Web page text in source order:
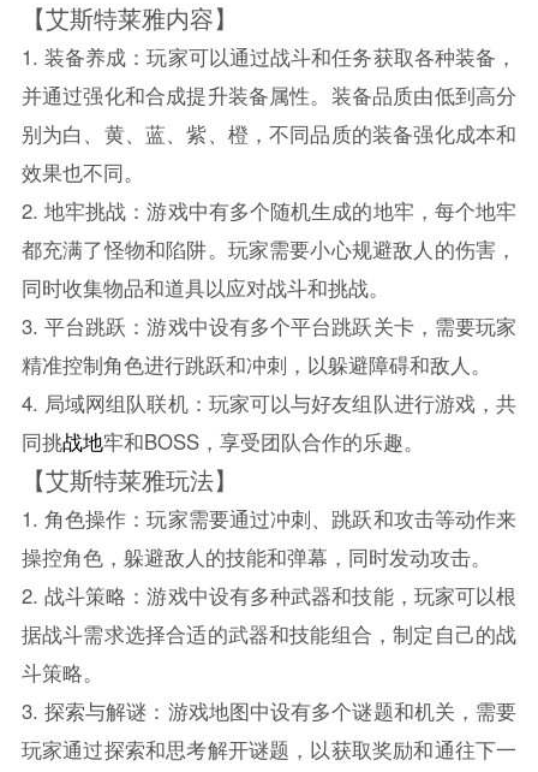
【艾斯特莱雅内容】
1. 装备养成：玩家可以通过战斗和任务获取各种装备，
并通过强化和合成提升装备属性。装备品质由低到高分
别为白、黄、蓝、紫、橙，不同品质的装备强化成本和
效果也不同。
2. 地牢挑战：游戏中有多个随机生成的地牢，每个地牢
都充满了怪物和陷阱。玩家需要小心规避敌人的伤害，
同时收集物品和道具以应对战斗和挑战。
3. 平台跳跃：游戏中设有多个平台跳跃关卡，需要玩家
精准控制角色进行跳跃和冲刺，以躲避障碍和敌人。
4. 局域网组队联机：玩家可以与好友组队进行游戏，共
同挑战地牢和BOSS，享受团队合作的乐趣。
【艾斯特莱雅玩法】
1. 角色操作：玩家需要通过冲刺、跳跃和攻击等动作来
操控角色，躲避敌人的技能和弹幕，同时发动攻击。
2. 战斗策略：游戏中设有多种武器和技能，玩家可以根
据战斗需求选择合适的武器和技能组合，制定自己的战
斗策略。
3. 探索与解谜：游戏地图中设有多个谜题和机关，需要
玩家通过探索和思考解开谜题，以获取奖励和通往下一